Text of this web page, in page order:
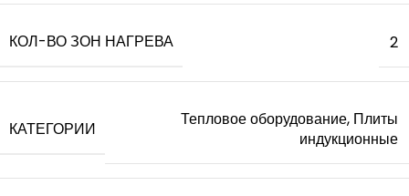
КОЛ-ВО ЗОН НАГРЕВА 2
КАТЕГОРИИ
Тепловое оборудование, Плиты
индукционные